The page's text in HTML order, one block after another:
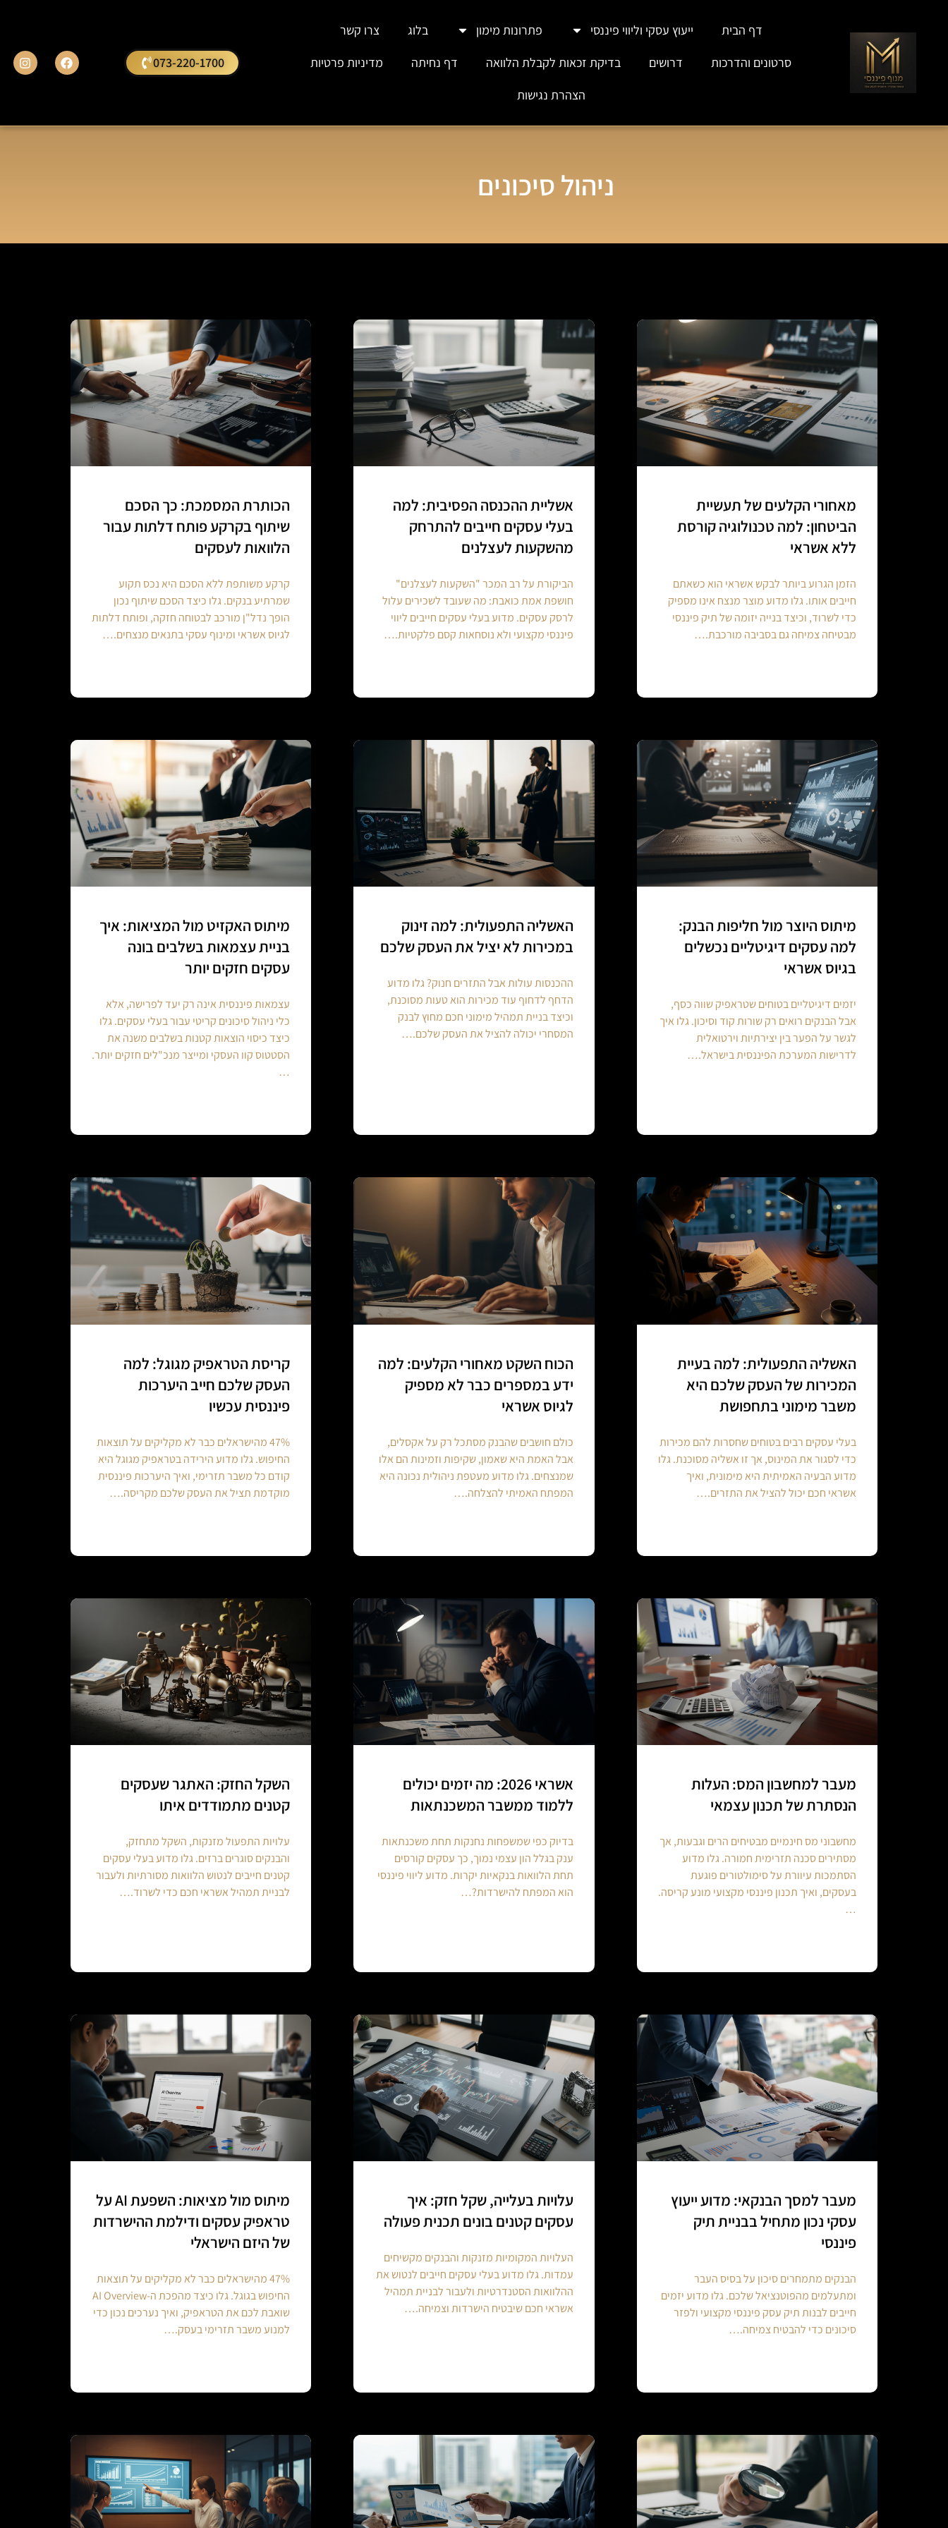
דף הבית ייעוץ עסקי וליווי פיננסי פתרונות מימון בלוג
צרו קשר
סרטונים והדרכות
דרושים בדיקת זכאות לקבלת הלוואה דף נחיתה
מדיניות פרטיות
הצהרת נגישות
073-220-1700
ניהול סיכונים
מאחורי הקלעים של תעשיית
הביטחון: למה טכנולוגיה קורסת
ללא אשראי
הזמן הגרוע ביותר לבקש אשראי הוא כשאתם
חייבים אותו. גלו מדוע מוצר מנצח אינו מספיק
כדי לשרוד, וכיצד בנייה יזומה של תיק פיננסי
מבטיחה צמיחה גם בסביבה מורכבת.…
אשליית ההכנסה הפסיבית: למה
בעלי עסקים חייבים להתרחק
מהשקעות לעצלנים
הביקורת על רב המכר "השקעות לעצלנים"
חושפת אמת כואבת: מה שעובד לשכירים עלול
לרסק עסקים. מדוע בעלי עסקים חייבים ליווי
פיננסי מקצועי ולא נוסחאות קסם פלקטיות.…
הכותרת המסמכת: כך הסכם
שיתוף בקרקע פותח דלתות עבור
הלוואות לעסקים
קרקע משותפת ללא הסכם היא נכס תקוע
שמרתיע בנקים. גלו כיצד הסכם שיתוף נכון
הופך נדל"ן מורכב לבטוחה חזקה, ופותח דלתות
לגיוס אשראי ומינוף עסקי בתנאים מנצחים.…
מיתוס היוצר מול חליפות הבנק:
למה עסקים דיגיטליים נכשלים
בגיוס אשראי
יזמים דיגיטליים בטוחים שטראפיק שווה כסף,
אבל הבנקים רואים רק שורות קוד וסיכון. גלו איך
לגשר על הפער בין יצירתיות וירטואלית
לדרישות המערכת הפיננסית בישראל.…
האשליה התפעולית: למה זינוק
במכירות לא יציל את העסק שלכם
ההכנסות עולות אבל התזרים חנוק? גלו מדוע
הדחף לדחוף עוד מכירות הוא טעות מסוכנת,
וכיצד בניית תמהיל מימוני חכם מחוץ לבנק
המסחרי יכולה להציל את העסק שלכם.…
מיתוס האקזיט מול המציאות: איך
בניית עצמאות בשלבים בונה
עסקים חזקים יותר
עצמאות פיננסית אינה רק יעד לפרישה, אלא
כלי ניהול סיכונים קריטי עבור בעלי עסקים. גלו
כיצד כיסוי הוצאות קטנות בשלבים משנה את
הסטטוס קוו העסקי ומייצר מנכ"לים חזקים יותר.
…
האשליה התפעולית: למה בעיית
המכירות של העסק שלכם היא
משבר מימוני בתחפושת
בעלי עסקים רבים בטוחים שחסרות להם מכירות
כדי לסגור את המינוס, אך זו אשליה מסוכנת. גלו
מדוע הבעיה האמיתית היא מימונית, ואיך
אשראי חכם יכול להציל את התזרים.…
הכוח השקט מאחורי הקלעים: למה
ידע במספרים כבר לא מספיק
לגיוס אשראי
כולם חושבים שהבנק מסתכל רק על אקסלים,
אבל האמת היא שאמון, שקיפות וזמינות הם אלו
שמנצחים. גלו מדוע מעטפת ניהולית נכונה היא
המפתח האמיתי להצלחה.…
קריסת הטראפיק מגוגל: למה
העסק שלכם חייב היערכות
פיננסית עכשיו
47% מהישראלים כבר לא מקליקים על תוצאות
החיפוש. גלו מדוע הירידה בטראפיק מגוגל היא
קודם כל משבר תזרימי, ואיך היערכות פיננסית
מוקדמת תציל את העסק שלכם מקריסה.…
מעבר למחשבון המס: העלות
הנסתרת של תכנון עצמאי
מחשבוני מס חינמיים מבטיחים הרים וגבעות, אך
מסתירים סכנה תזרימית חמורה. גלו מדוע
הסתמכות עיוורת על סימולטורים פוגעת
בעסקים, ואיך תכנון פיננסי מקצועי מונע קריסה.
…
אשראי 2026: מה יזמים יכולים
ללמוד ממשבר המשכנתאות
בדיוק כפי שמשפחות נחנקות תחת משכנתאות
ענק בגלל הון עצמי נמוך, כך עסקים קורסים
תחת הלוואות בנקאיות יקרות. מדוע ליווי פיננסי
הוא המפתח להישרדות?…
השקל החזק: האתגר שעסקים
קטנים מתמודדים איתו
עלויות התפעול מזנקות, השקל מתחזק,
והבנקים סוגרים ברזים. גלו מדוע בעלי עסקים
קטנים חייבים לנטוש הלוואות מסורתיות ולעבור
לבניית תמהיל אשראי חכם כדי לשרוד.…
מעבר למסך הבנקאי: מדוע ייעוץ
עסקי נכון מתחיל בבניית תיק
פיננסי
הבנקים מתמחרים סיכון על בסיס העבר
ומתעלמים מהפוטנציאל שלכם. גלו מדוע יזמים
חייבים לבנות תיק עסק פיננסי מקצועי ולפזר
סיכונים כדי להבטיח צמיחה.…
עלויות בעלייה, שקל חזק: איך
עסקים קטנים בונים תכנית פעולה
העלויות המקומיות מזנקות והבנקים מקשיחים
עמדות. גלו מדוע בעלי עסקים חייבים לנטוש את
ההלוואות הסטנדרטיות ולעבור לבניית תמהיל
אשראי חכם שיבטיח הישרדות וצמיחה.…
מיתוס מול מציאות: השפעת AI על
טראפיק עסקים ודילמת ההישרדות
של היזם הישראלי
47% מהישראלים כבר לא מקליקים על תוצאות
החיפוש בגוגל. גלו כיצד מהפכת ה-AI Overview
שואבת לכם את הטראפיק, ואיך נערכים נכון כדי
למנוע משבר תזרימי בעסק.…